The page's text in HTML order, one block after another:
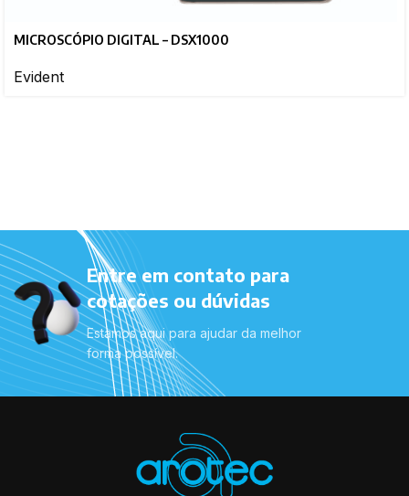
MICROSCÓPIO DIGITAL – DSX1000
Evident
Entre em contato para
cotações ou dúvidas
Estamos aqui para ajudar da melhor
forma possível.